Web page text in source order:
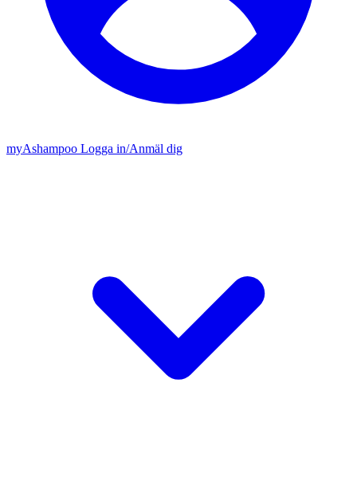
myAshampoo Logga in/Anmäl dig